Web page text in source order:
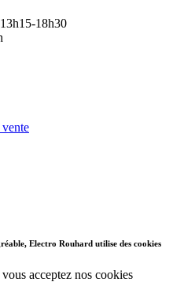
18h30
Electro Rouhard utilise des cookies
acceptez nos cookies